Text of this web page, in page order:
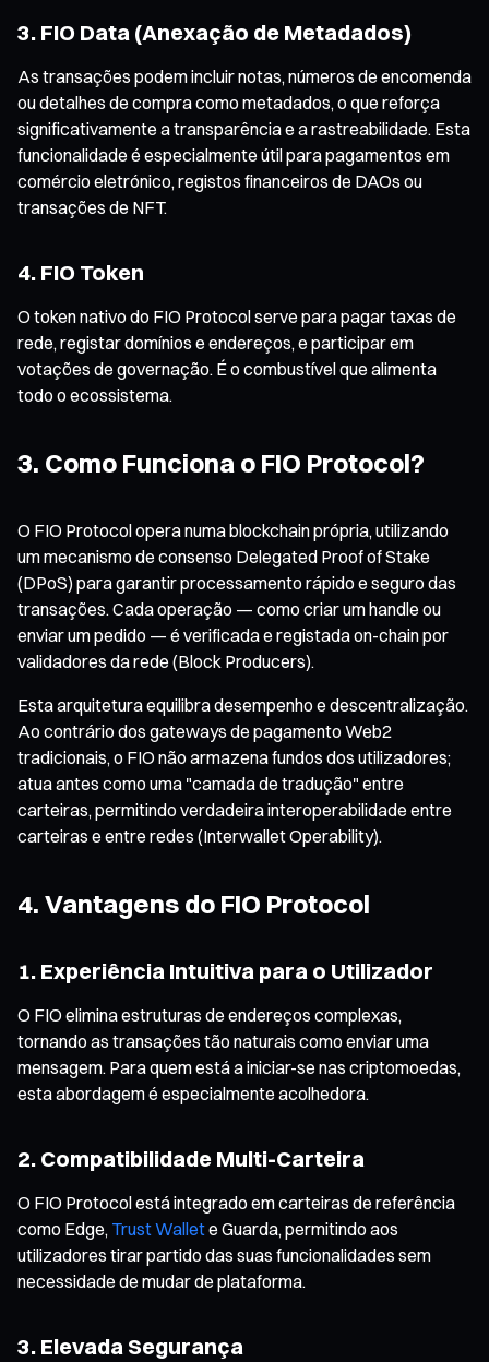
3. FIO Data (Anexação de Metadados)
As transações podem incluir notas, números de encomenda
ou detalhes de compra como metadados, o que reforça
significativamente a transparência e a rastreabilidade. Esta
funcionalidade é especialmente útil para pagamentos em
comércio eletrónico, registos financeiros de DAOs ou
transações de NFT.
4. FIO Token
O token nativo do FIO Protocol serve para pagar taxas de
rede, registar domínios e endereços, e participar em
votações de governação. É o combustível que alimenta
todo o ecossistema.
3. Como Funciona o FIO Protocol?
O FIO Protocol opera numa blockchain própria, utilizando
um mecanismo de consenso Delegated Proof of Stake
(DPoS) para garantir processamento rápido e seguro das
transações. Cada operação — como criar um handle ou
enviar um pedido — é verificada e registada on-chain por
validadores da rede (Block Producers).
Esta arquitetura equilibra desempenho e descentralização.
Ao contrário dos gateways de pagamento Web2
tradicionais, o FIO não armazena fundos dos utilizadores;
atua antes como uma "camada de tradução" entre
carteiras, permitindo verdadeira interoperabilidade entre
carteiras e entre redes (Interwallet Operability).
4. Vantagens do FIO Protocol
1. Experiência Intuitiva para o Utilizador
O FIO elimina estruturas de endereços complexas,
tornando as transações tão naturais como enviar uma
mensagem. Para quem está a iniciar-se nas criptomoedas,
esta abordagem é especialmente acolhedora.
2. Compatibilidade Multi-Carteira
O FIO Protocol está integrado em carteiras de referência
como Edge, Trust Wallete Guarda, permitindo aos
utilizadores tirar partido das suas funcionalidades sem
necessidade de mudar de plataforma.
3. Elevada Segurança